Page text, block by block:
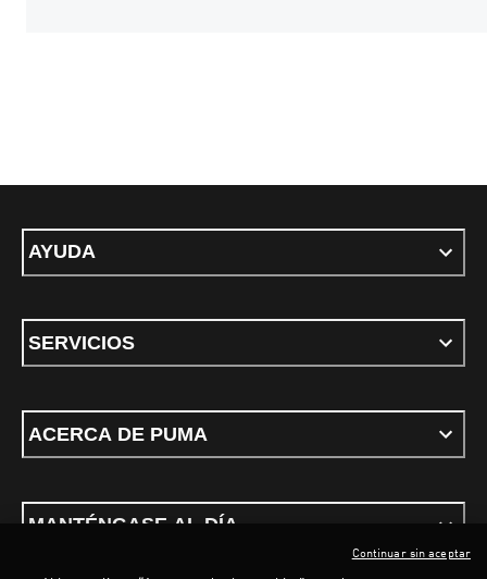
AYUDA
SERVICIOS
ACERCA DE PUMA
MANTÉNGASE AL DÍA
Continuar sin aceptar